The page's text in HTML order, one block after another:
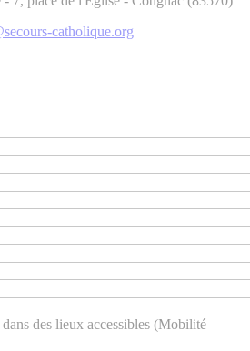
catholique.org
des lieux accessibles (Mobilité